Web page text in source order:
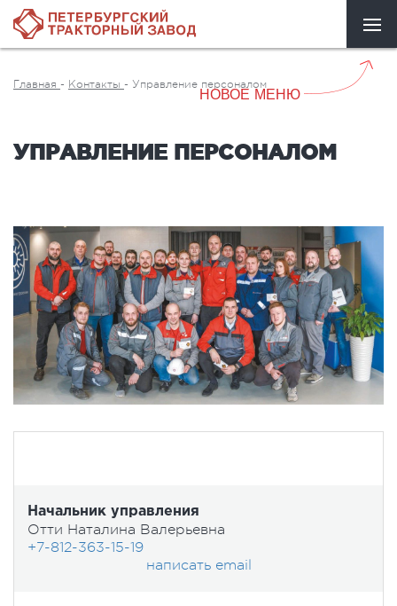
НОВОЕ МЕНЮ
Главная - Контакты - Управление персоналом
УПРАВЛЕНИЕ ПЕРСОНАЛОМ
Начальник управления
Отти Наталина Валерьевна
+7-812-363-15-19
написать email